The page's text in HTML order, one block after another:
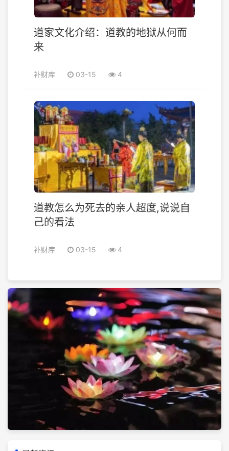
道家文化介绍：道教的地狱从何而
来
补财库 03-15 4
道教怎么为死去的亲人超度,说说自
己的看法
补财库 03-15 4